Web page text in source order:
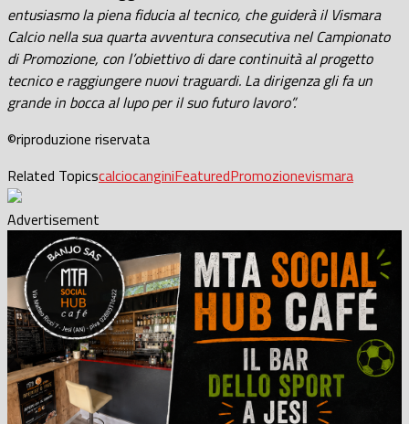
entusiasmo la piena fiducia al tecnico, che guiderà il Vismara
Calcio nella sua quarta avventura consecutiva nel Campionato
di Promozione, con l’obiettivo di dare continuità al progetto
tecnico e raggiungere nuovi traguardi. La dirigenza gli fa un
grande in bocca al lupo per il suo futuro lavoro”.
©riproduzione riservata
Related TopicscalciocanginiFeaturedPromozionevismara
Advertisement